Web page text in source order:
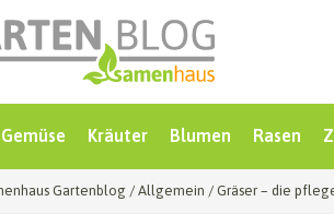
Gemüse Kräuter Blumen Rasen
Gartenblog / Allgemein / Gräser – die